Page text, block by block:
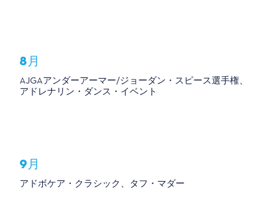
8月
AJGAアンダーアーマー/ジョーダン・スピース選手権、
アドレナリン・ダンス・イベント
9月
アドボケア・クラシック、タフ・マダー